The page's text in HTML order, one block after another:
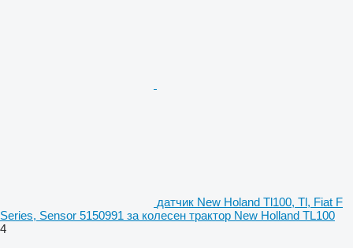
датчик New Holand Tl100, Tl, Fiat F
Series, Sensor 5150991 за колесен трактор New Holland TL100
4